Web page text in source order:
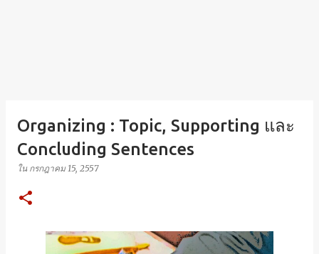
Organizing : Topic, Supporting และ
Concluding Sentences
ใน กรกฎาคม 15, 2557